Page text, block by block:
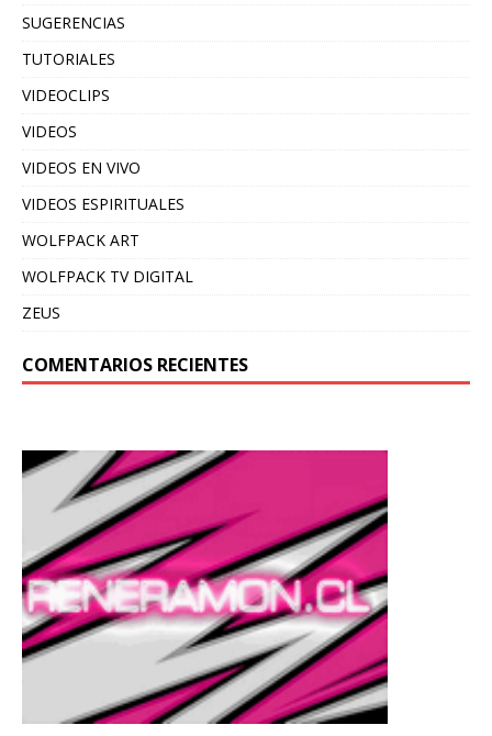
SUGERENCIAS
TUTORIALES
VIDEOCLIPS
VIDEOS
VIDEOS EN VIVO
VIDEOS ESPIRITUALES
WOLFPACK ART
WOLFPACK TV DIGITAL
ZEUS
COMENTARIOS RECIENTES